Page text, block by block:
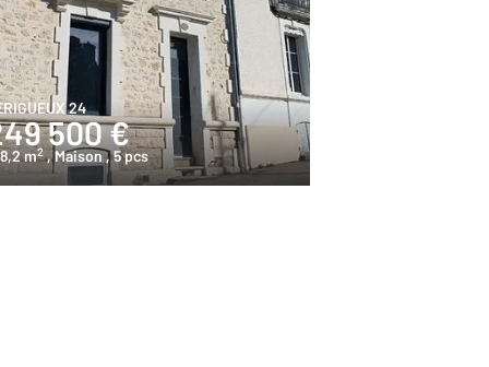
24
500 €
m2 , Maison, 5 pcs